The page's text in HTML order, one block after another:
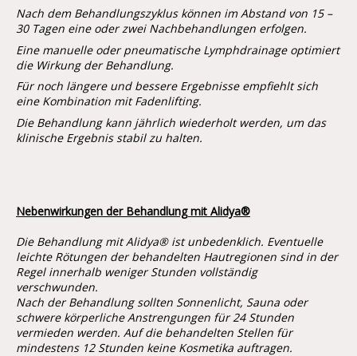
Nach dem Behandlungszyklus können im Abstand von 15 –
30 Tagen eine oder zwei Nachbehandlungen erfolgen.
Eine manuelle oder pneumatische Lymphdrainage optimiert
die Wirkung der Behandlung.
Für noch längere und bessere Ergebnisse empfiehlt sich
eine Kombination mit Fadenlifting.
Die Behandlung kann jährlich wiederholt werden, um das
klinische Ergebnis stabil zu halten.
Nebenwirkungen der Behandlung mit Alidya®
Die Behandlung mit Alidya® ist unbedenklich. Eventuelle
leichte Rötungen der behandelten Hautregionen sind in der
Regel innerhalb weniger Stunden vollständig
verschwunden.
Nach der Behandlung sollten Sonnenlicht, Sauna oder
schwere körperliche Anstrengungen für 24 Stunden
vermieden werden. Auf die behandelten Stellen für
mindestens 12 Stunden keine Kosmetika auftragen.